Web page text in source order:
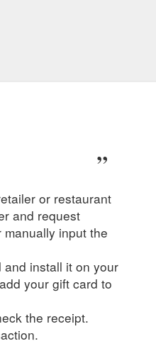
or restaurant
and request
input the
install it on your
your gift card to
the receipt.